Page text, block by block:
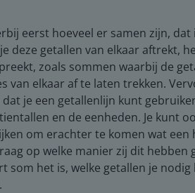
eerst hoeveel er samen zijn,
deze getallen van elkaar aftrekt,
zoals sommen waarbij de
elkaar af te laten trekken.
je een getallenlijn kunt
en de eenheden. Je kunt
om erachter te komen wat
op welke manier zij dit hebben
het is, welke getallen je